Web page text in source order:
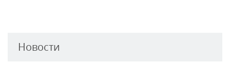
Новости